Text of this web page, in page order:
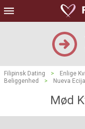
Filipinsk Dating > Enlige
Beliggenhed
> Nueva Ecija
Mød